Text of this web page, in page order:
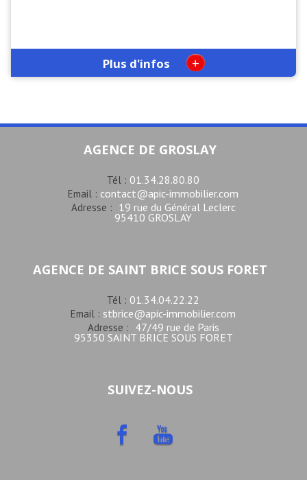
Plus d'infos +
AGENCE DE GROSLAY
Tél : 01.34.28.80.80
Email : contact@apic-immobilier.com
Adresse : 19 rue du Général Leclerc
95410 GROSLAY
AGENCE DE SAINT BRICE SOUS FORET
Tél : 01.34.04.22.22
Email : stbrice@apic-immobilier.com
Adresse : 47/49 rue de Paris
95350 SAINT BRICE SOUS FORET
SUIVEZ-NOUS